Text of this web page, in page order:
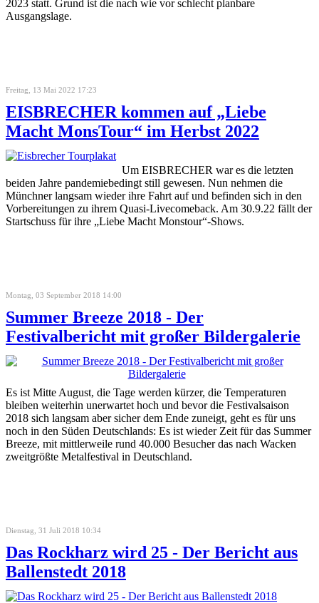
2023 statt. Grund ist die nach wie vor schlecht planbare
Ausgangslage.
Freitag, 13 Mai 2022 17:23
EISBRECHER kommen auf „Liebe
Macht MonsTour“ im Herbst 2022
Um EISBRECHER war es die letzten
beiden Jahre pandemiebedingt still gewesen. Nun nehmen die
Münchner langsam wieder ihre Fahrt auf und befinden sich in den
Vorbereitungen zu ihrem Quasi-Livecomeback. Am 30.9.22 fällt der
Startschuss für ihre „Liebe Macht Monstour“-Shows.
Montag, 03 September 2018 14:00
Summer Breeze 2018 - Der
Festivalbericht mit großer Bildergalerie
Es ist Mitte August, die Tage werden kürzer, die Temperaturen
bleiben weiterhin unerwartet hoch und bevor die Festivalsaison
2018 sich langsam aber sicher dem Ende zuneigt, geht es für uns
noch in den Süden Deutschlands: Es ist wieder Zeit für das Summer
Breeze, mit mittlerweile rund 40.000 Besucher das nach Wacken
zweitgrößte Metalfestival in Deutschland.
Dienstag, 31 Juli 2018 10:34
Das Rockharz wird 25 - Der Bericht aus
Ballenstedt 2018